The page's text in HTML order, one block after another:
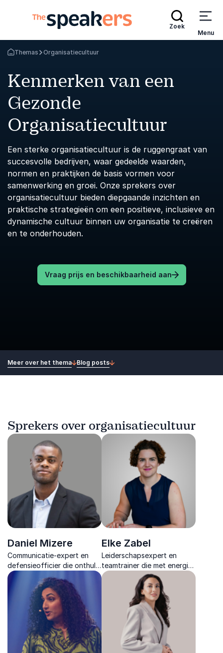
Zoek
Menu
Terug naar de startpagina
Themas Organisatiecultuur
Kenmerken van een
Gezonde
Organisatiecultuur
Een sterke organisatiecultuur is de ruggengraat van
succesvolle bedrijven, waar gedeelde waarden,
normen en praktijken de basis vormen voor
samenwerking en groei. Onze sprekers over
organisatiecultuur bieden diepgaande inzichten en
praktische strategieën om een positieve, inclusieve en
dynamische cultuur binnen uw organisatie te creëren
en te onderhouden.
Vraag prijs en beschikbaarheid aan
Meer over het thema Blog posts
Sprekers over organisatiecultuur
Daniel Mizere
Communicatie-expert en
defensieofficier die onthult
hoe taal richting geeft
onder druk en organisaties
helpt sterker te handelen in
complexe situaties.
Elke Zabel
Leiderschapsexpert en
teamtrainer die met energie,
humor en heldere inzichten
laat zien hoe samenwerking
sterker wordt door lef,
structuur en cultuur.